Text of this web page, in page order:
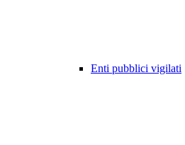
Enti pubblici vigilati